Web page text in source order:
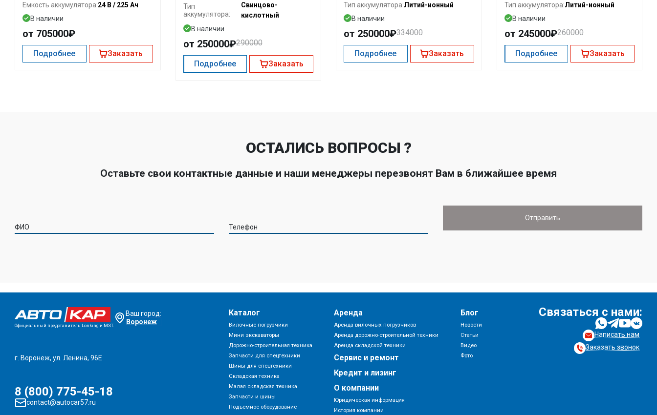
Емкость аккумулятора:24 В / 225 Ач
В наличии
от 705000₽
Подробнее Заказать
Тип
аккумулятора:
Свинцово-
кислотный
В наличии
от 250000₽290000
Подробнее Заказать
Тип аккумулятора:Литий-ионный
В наличии
от 250000₽334000
Подробнее Заказать
Тип аккумулятора:Литий-ионный
В наличии
от 245000₽260000
Подробнее Заказать
ОСТАЛИСЬ ВОПРОСЫ ?
Оставьте свои контактные данные и наши менеджеры перезвонят Вам в ближайшее время
ФИО Телефон
Официальный представитель Lonking и MST.
Ваш город:
Воронеж
г. Воронеж, ул. Ленина, 96Е
8 (800) 775-45-18
contact@autocar57.ru
Каталог
Вилочные погрузчики
Мини экскаваторы
Дорожно-строительная техника
Запчасти для спецтехники
Шины для спецтехники
Складская техника
Малая складская техника
Запчасти и шины
Подъемное оборудование
Аренда
Аренда вилочных погрузчиков
Аренда дорожно-строительной техники
Аренда складской техники
Сервис и ремонт
Кредит и лизинг
О компании
Юридическая информация
История компании
Блог
Новости
Статьи
Видео
Фото
Связаться с нами:
Написать нам
Заказать звонок